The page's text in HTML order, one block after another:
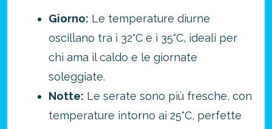
Giorno: Le temperature diurne
oscillano tra i 32°C e i 35°C, ideali per
chi ama il caldo e le giornate
soleggiate.
Notte: Le serate sono più fresche, con
temperature intorno ai 25°C, perfette